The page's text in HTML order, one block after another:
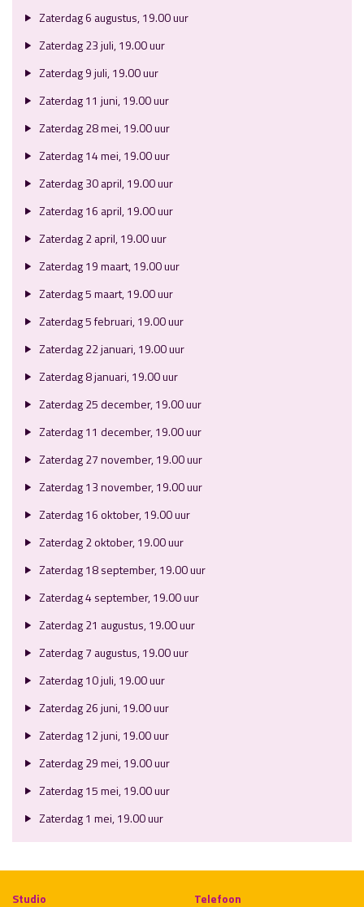
Zaterdag 6 augustus, 19.00 uur
Zaterdag 23 juli, 19.00 uur
Zaterdag 9 juli, 19.00 uur
Zaterdag 11 juni, 19.00 uur
Zaterdag 28 mei, 19.00 uur
Zaterdag 14 mei, 19.00 uur
Zaterdag 30 april, 19.00 uur
Zaterdag 16 april, 19.00 uur
Zaterdag 2 april, 19.00 uur
Zaterdag 19 maart, 19.00 uur
Zaterdag 5 maart, 19.00 uur
Zaterdag 5 februari, 19.00 uur
Zaterdag 22 januari, 19.00 uur
Zaterdag 8 januari, 19.00 uur
Zaterdag 25 december, 19.00 uur
Zaterdag 11 december, 19.00 uur
Zaterdag 27 november, 19.00 uur
Zaterdag 13 november, 19.00 uur
Zaterdag 16 oktober, 19.00 uur
Zaterdag 2 oktober, 19.00 uur
Zaterdag 18 september, 19.00 uur
Zaterdag 4 september, 19.00 uur
Zaterdag 21 augustus, 19.00 uur
Zaterdag 7 augustus, 19.00 uur
Zaterdag 10 juli, 19.00 uur
Zaterdag 26 juni, 19.00 uur
Zaterdag 12 juni, 19.00 uur
Zaterdag 29 mei, 19.00 uur
Zaterdag 15 mei, 19.00 uur
Zaterdag 1 mei, 19.00 uur
Studio
Telefoon